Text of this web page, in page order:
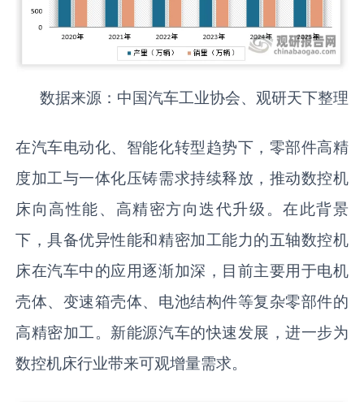
数据来源：中国汽车工业协会、观研天下整理
在汽车电动化、智能化转型趋势下，零部件高精
度加工与一体化压铸需求持续释放，推动数控机
床向高性能、高精密方向迭代升级。在此背景
下，具备优异性能和精密加工能力的五轴数控机
床在汽车中的应用逐渐加深，目前主要用于电机
壳体、变速箱壳体、电池结构件等复杂零部件的
高精密加工。新能源汽车的快速发展，进一步为
数控机床行业带来可观增量需求。